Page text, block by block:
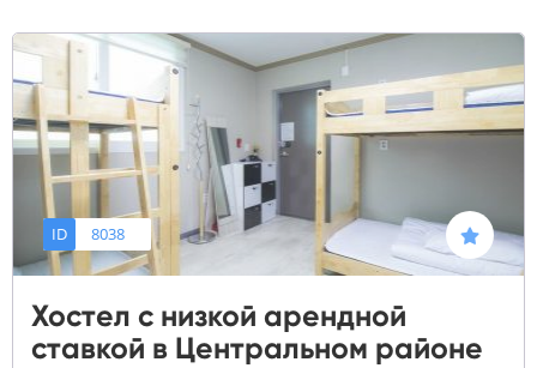
ID 8038
Хостел с низкой арендной
ставкой в Центральном районе